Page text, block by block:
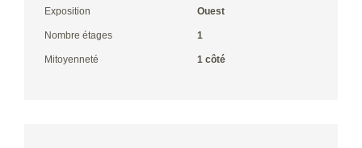
Exposition Ouest
Nombre étages 1
Mitoyenneté 1 côté